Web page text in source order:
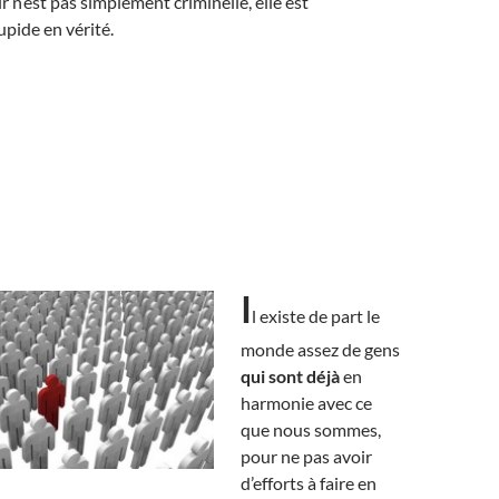
en vérité.
Il existe de part le
monde assez de gens
qui sont déjàen
harmonie avec ce
que nous sommes,
pour ne pas avoir
d’efforts à faire en